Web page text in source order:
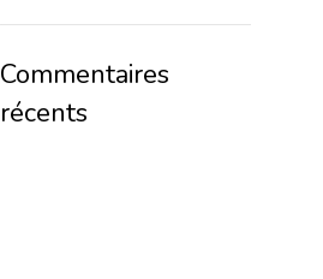
Commentaires
récents